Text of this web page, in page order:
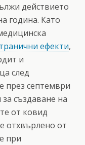
действието
година. Като
ефекти,
и
след
през септември
създаване на
от ковид
отхвърлено от
при